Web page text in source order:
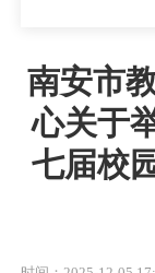
南安市
心关于
七届校